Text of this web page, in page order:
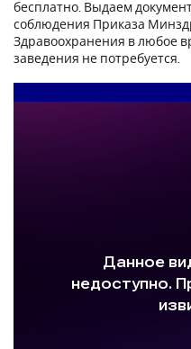
бесплатно. Выдаем
соблюдения Приказа
Здравоохранения в любое
заведения не потребуется.